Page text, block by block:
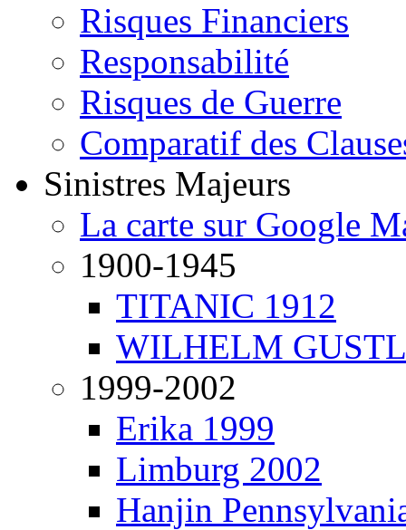
Risques Financiers
Responsabilité
Risques de Guerre
Comparatif des
Sinistres Majeurs
La carte sur Google
1900-1945
TITANIC 1912
WILHELM
1999-2002
Erika 1999
Limburg 2002
Hanjin